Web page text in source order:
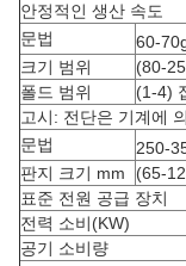
안정적인 생산 속도
문법
60-
크기 범위
(80-
폴드 범위
(1-4)
고시: 전단은 기계에
문법
250-
판지 크기 mm
(65-
표준 전원 공급 장치
전력 소비(KW)
공기 소비량